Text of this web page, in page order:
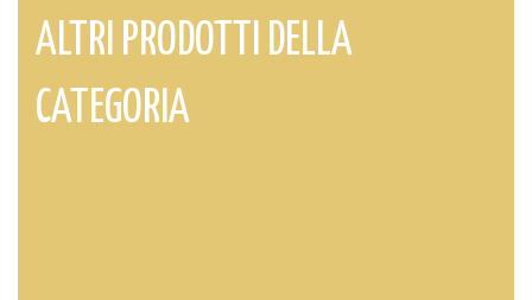
ALTRI PRODOTTI DELLA
CATEGORIA